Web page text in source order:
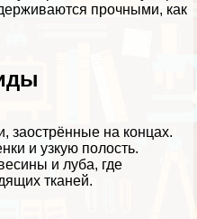
прочными, как
заострённые на концах.
и узкую полость.
и луба, где
тканей.